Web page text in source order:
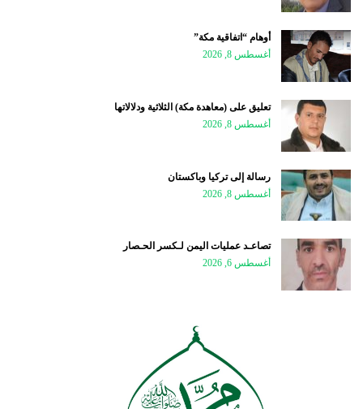
أوهام “اتفاقية مكة”
أغسطس 8, 2026
تعليق على (معاهدة مكة) الثلاثية ودلالاتها
أغسطس 8, 2026
رسالة إلى تركيا وباكستان
أغسطس 8, 2026
تصاعـد عمليات اليمن لـكسر الحـصار
أغسطس 6, 2026